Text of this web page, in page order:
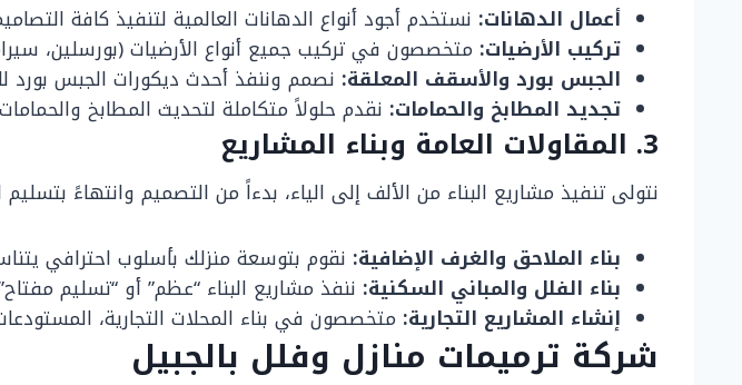
أعمال الدهانات: نستخدم أجود أنواع الدهانات العالمية لتنفيذ كافة
تركيب الأرضيات: متخصصون في تركيب جميع أنواع الأرضيات (بورسلين،
الجبس بورد والأسقف المعلقة: نصمم وننفذ أحدث ديكورات الجبس بورد
تجديد المطابخ والحمامات: نقدم حلولاً متكاملة لتحديث المطابخ
3. المقاولات العامة وبناء المشاريع
نتولى تنفيذ مشاريع البناء من الألف إلى الياء، بدءاً من التصميم وانتهاءً بتسليم
بناء الملاحق والغرف الإضافية: نقوم بتوسعة منزلك بأسلوب احترافي
بناء الفلل والمباني السكنية: ننفذ مشاريع البناء “عظم” أو “تسليم
إنشاء المشاريع التجارية: متخصصون في بناء المحلات التجارية،
شركة ترميمات منازل وفلل بالجبيل